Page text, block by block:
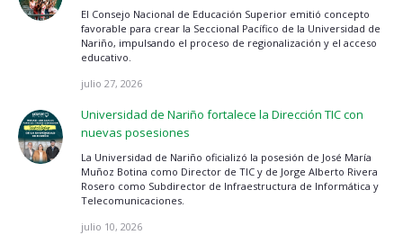
El Consejo Nacional de Educación Superior emitió concepto
favorable para crear la Seccional Pacífico de la Universidad de
Nariño, impulsando el proceso de regionalización y el acceso
educativo.
julio 27, 2026
Universidad de Nariño fortalece la Dirección TIC con
nuevas posesiones
La Universidad de Nariño oficializó la posesión de José María
Muñoz Botina como Director de TIC y de Jorge Alberto Rivera
Rosero como Subdirector de Infraestructura de Informática y
Telecomunicaciones.
julio 10, 2026